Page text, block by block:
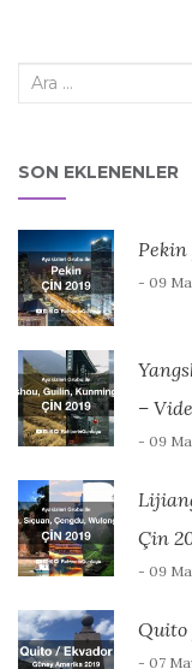
Search
SON EKLENENLER
Pekin
- 09
–
- 09
Çin
- 09
Quito
- 07